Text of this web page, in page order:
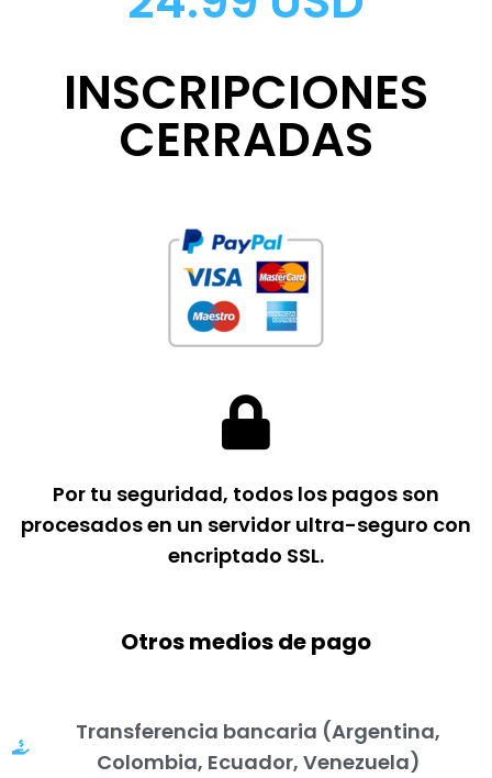
INSCRIPCIONES
CERRADAS
Por tu seguridad, todos los pagos son
procesados en un servidor ultra-seguro con
encriptado SSL.
Otros medios de pago
Transferencia bancaria (Argentina,
Colombia, Ecuador, Venezuela)